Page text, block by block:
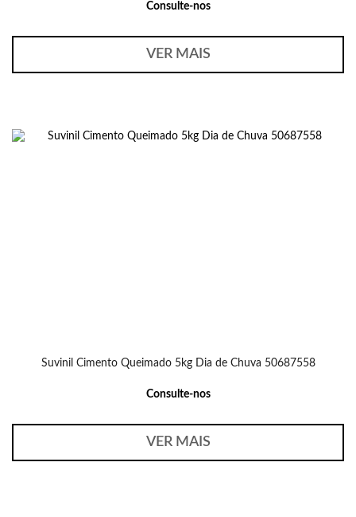
Consulte-nos
VER MAIS
Suvinil Cimento Queimado 5kg Dia de Chuva 50687558
Consulte-nos
VER MAIS